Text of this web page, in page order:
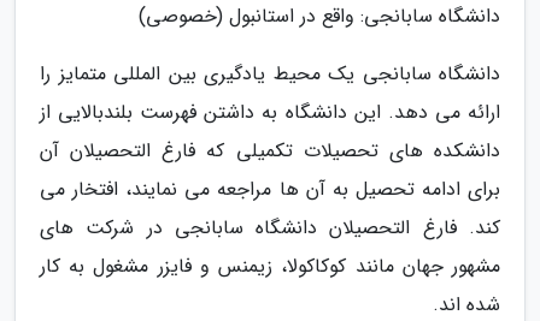
دانشگاه سابانجی: واقع در استانبول (خصوصی)
دانشگاه سابانجی یک محیط یادگیری بین المللی متمایز را
ارائه می دهد. این دانشگاه به داشتن فهرست بلندبالایی از
دانشکده های تحصیلات تکمیلی که فارغ التحصیلان آن
برای ادامه تحصیل به آن ها مراجعه می نمایند، افتخار می
کند. فارغ التحصیلان دانشگاه سابانجی در شرکت های
مشهور جهان مانند کوکاکولا، زیمنس و فایزر مشغول به کار
شده اند.